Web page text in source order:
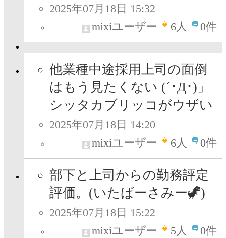
2025年07月18日 15:32
mixiユーザー
6人 0件
他業種中途採用上司の面倒
はもう見たくない (´･Д･)」
シッタカブリッコがウザい
2025年07月18日 14:20
mixiユーザー
6人 0件
部下と上司からの勤務評定
評価。(いたばーさみー🦖)
2025年07月18日 15:22
mixiユーザー
5人 0件